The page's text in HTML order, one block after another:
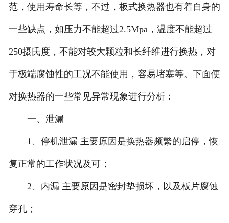
范，使用寿命长等，不过，板式换热器也有着自身的
一些缺点，如压力不能超过2.5Mpa，温度不能超过
250摄氏度，不能对较大颗粒和长纤维进行换热，对
于极端腐蚀性的工况不能使用，容易堵塞等。下面便
对换热器的一些常见异常现象进行分析：
一、泄漏
1、停机泄漏 主要原因是换热器频繁的启停，恢
复正常的工作状况及可；
2、内漏 主要原因是密封垫损坏，以及板片腐蚀
穿孔；